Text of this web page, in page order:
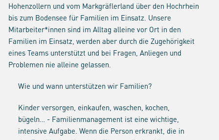
Hohenzollern und vom Markgräflerland über den Hochrhein
bis zum Bodensee für Familien im Einsatz. Unsere
Mitarbeiter*innen sind im Alltag alleine vor Ort in den
Familien im Einsatz, werden aber durch die Zugehörigkeit
eines Teams unterstützt und bei Fragen, Anliegen und
Problemen nie alleine gelassen.
Wie und wann unterstützen wir Familien?
Kinder versorgen, einkaufen, waschen, kochen,
bügeln… - Familienmanagement ist eine wichtige,
intensive Aufgabe. Wenn die Person erkrankt, die in